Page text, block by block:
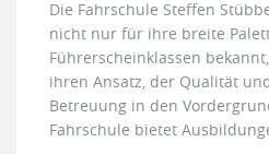
Die Fahrschule Steffen
nicht nur für ihre breite
Führerscheinklassen
ihren Ansatz, der Qualität
Betreuung in den
Fahrschule bietet